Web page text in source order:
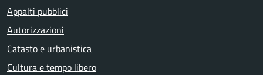
Appalti pubblici
Autorizzazioni
Catasto e urbanistica
Cultura e tempo libero